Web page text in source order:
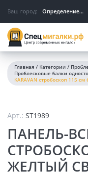
Ваш город: Определение...
Главная / Категории /
Проблесковые балки
KARAVAN стробоскоп 115
Арт.: ST1989
ПАНЕЛЬ-
ЖЕЛТЫЙ